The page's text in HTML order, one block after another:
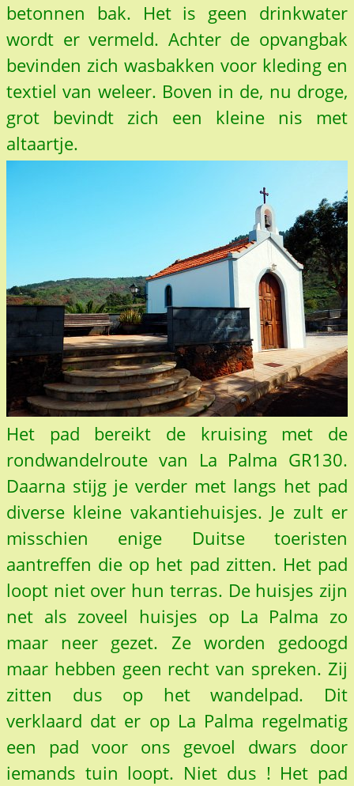
betonnen bak. Het is geen drinkwater
wordt er vermeld. Achter de opvangbak
bevinden zich wasbakken voor kleding en
textiel van weleer. Boven in de, nu droge,
grot bevindt zich een kleine nis met
altaartje.
Het pad bereikt de kruising met de
rondwandelroute van La Palma GR130.
Daarna stijg je verder met langs het pad
diverse kleine vakantiehuisjes. Je zult er
misschien enige Duitse toeristen
aantreffen die op het pad zitten. Het pad
loopt niet over hun terras. De huisjes zijn
net als zoveel huisjes op La Palma zo
maar neer gezet. Ze worden gedoogd
maar hebben geen recht van spreken. Zij
zitten dus op het wandelpad. Dit
verklaard dat er op La Palma regelmatig
een pad voor ons gevoel dwars door
iemands tuin loopt. Niet dus ! Het pad